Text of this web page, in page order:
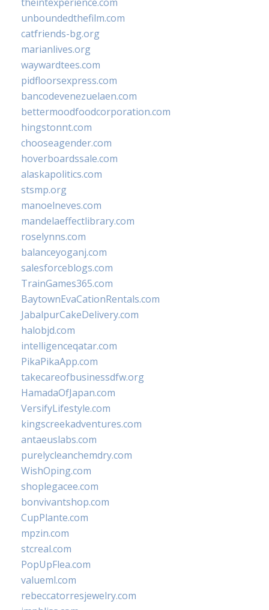
unboundedthefilm.com
catfriends-bg.org
marianlives.org
waywardtees.com
pidfloorsexpress.com
bancodevenezuelaen.com
bettermoodfoodcorporation.com
hingstonnt.com
chooseagender.com
hoverboardssale.com
alaskapolitics.com
stsmp.org
manoelneves.com
mandelaeffectlibrary.com
roselynns.com
balanceyoganj.com
salesforceblogs.com
TrainGames365.com
BaytownEvaCationRentals.com
JabalpurCakeDelivery.com
halobjd.com
intelligenceqatar.com
PikaPikaApp.com
takecareofbusinessdfw.org
HamadaOfJapan.com
VersifyLifestyle.com
kingscreekadventures.com
antaeuslabs.com
purelycleanchemdry.com
WishOping.com
shoplegacee.com
bonvivantshop.com
CupPlante.com
mpzin.com
stcreal.com
PopUpFlea.com
valueml.com
rebeccatorresjewelry.com